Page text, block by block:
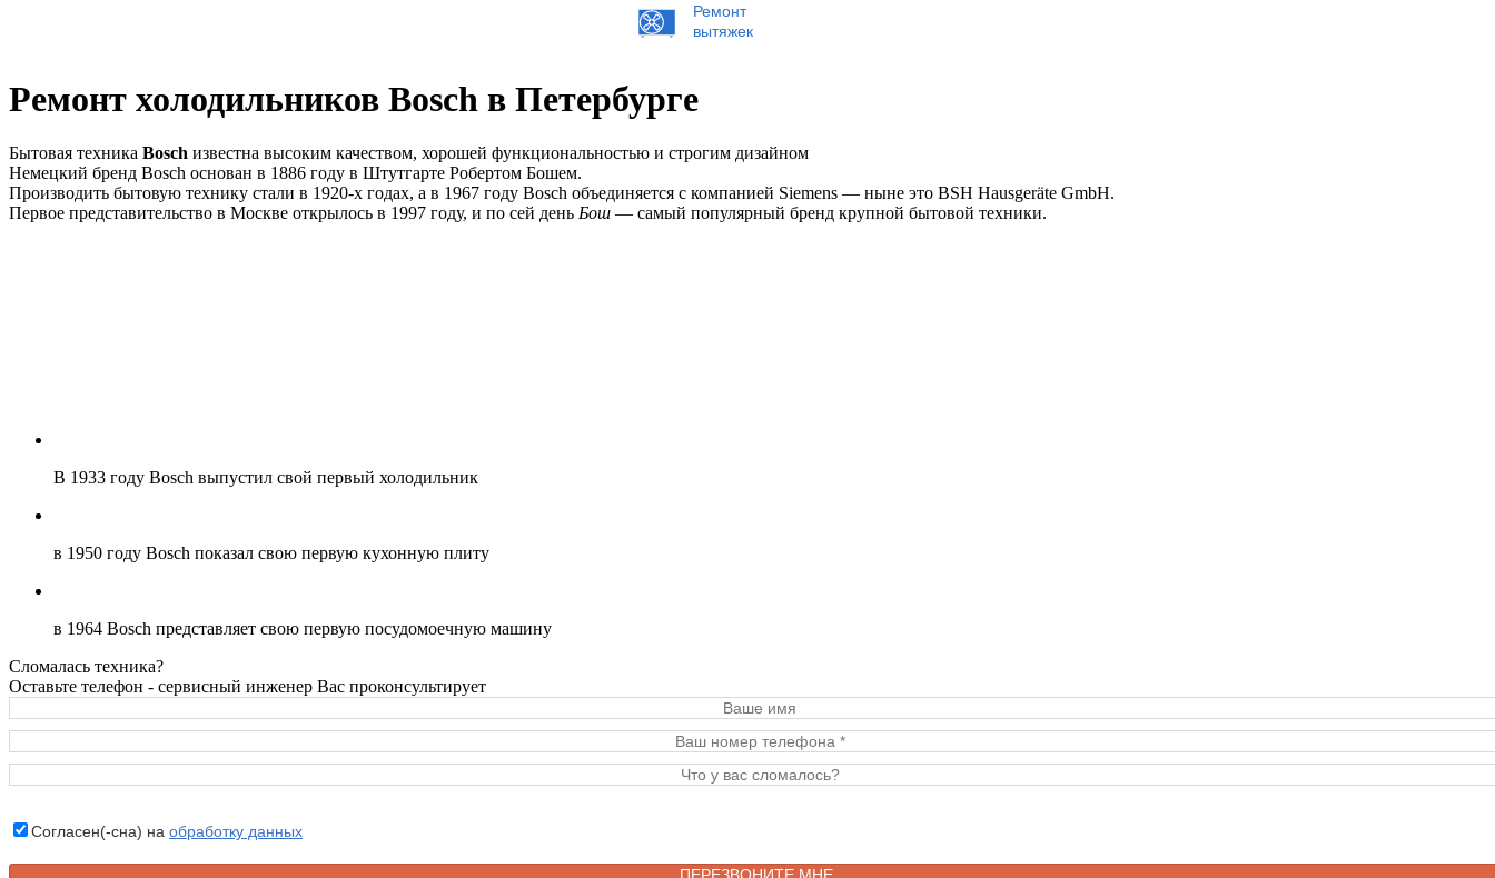
Ремонт
вытяжек
Ремонт холодильников Bosch в Петербурге
Бытовая техника Bosch известна высоким качеством, хорошей функциональностью и строгим дизайном
Немецкий бренд Bosch основан в 1886 году в Штутгарте Робертом Бошем.
Производить бытовую технику стали в 1920-х годах, а в 1967 году Bosch объединяется с компанией Siemens — ныне это BSH Hausgeräte GmbH.
Первое представительство в Москве открылось в 1997 году, и по сей день Бош — самый популярный бренд крупной бытовой техники.
В 1933 году Bosch выпустил свой первый холодильник
в 1950 году Bosch показал свою первую кухонную плиту
в 1964 Bosch представляет свою первую посудомоечную машину
Сломалась техника?
Оставьте телефон - сервисный инженер Вас проконсультирует
Согласен(-сна) на обработку данных